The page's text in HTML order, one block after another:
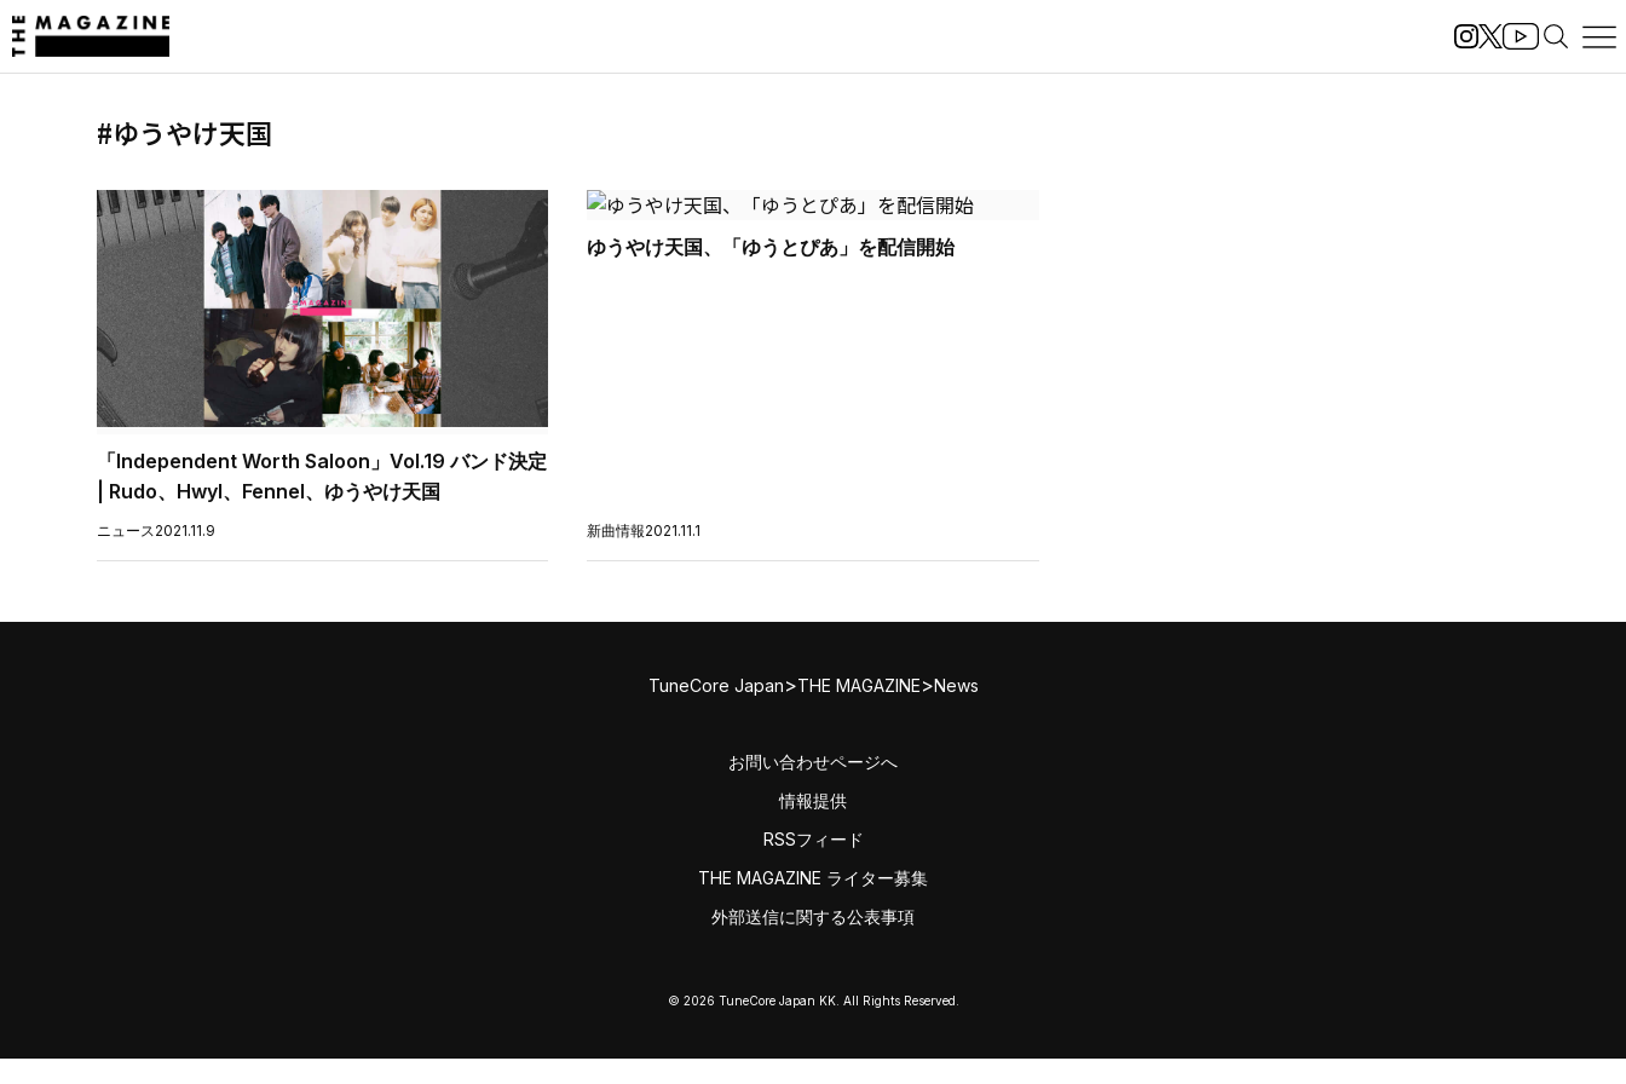
#ゆうやけ天国
「Independent Worth Saloon」Vol.19 バンド決定
| Rudo、Hwyl、Fennel、ゆうやけ天国
ニュース2021.11.9
ゆうやけ天国、「ゆうとぴあ」を配信開始
新曲情報2021.11.1
TuneCore Japan>THE MAGAZINE>News
お問い合わせページへ
情報提供
RSSフィード
THE MAGAZINE ライター募集
外部送信に関する公表事項
© 2026 TuneCore Japan KK. All Rights Reserved.